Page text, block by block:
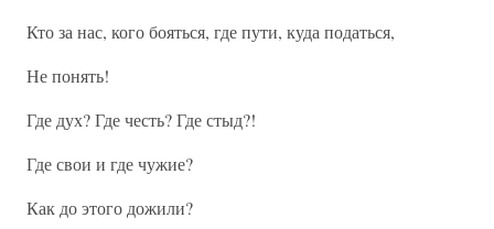
Кто за нас, кого бояться, где пути, куда податься,
Не понять!
Где дух? Где честь? Где стыд?!
Где свои и где чужие?
Как до этого дожили?